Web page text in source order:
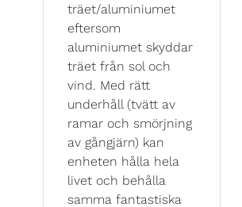
träet/aluminiumet
eftersom
aluminiumet skyddar
träet från sol och
vind. Med rätt
underhåll (tvätt av
ramar och smörjning
av gångjärn) kan
enheten hålla hela
livet och behålla
samma fantastiska